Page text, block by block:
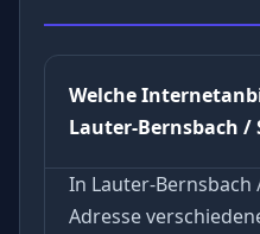
Welche
Lauter-Bernsbach /
In Lauter-Bernsbach
Adresse